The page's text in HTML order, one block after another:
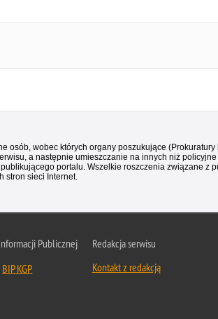
osób, wobec których organy poszukujące
a następnie umieszczanie na innych niż
portalu. Wszelkie roszczenia związane
stron sieci Internet.
Publicznej
BIP KGP
Redakcja serwisu
Kontakt z redakcją